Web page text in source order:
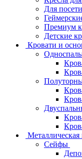
Для
Премиум
Детские
Кровати и
Металлическая
Сейфы